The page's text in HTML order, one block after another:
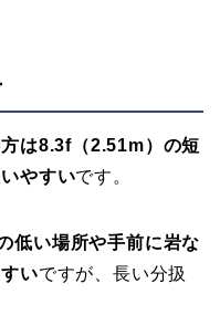
は8.3f（2.51m）の短
やすいです。
低い場所や手前に岩な
いですが、長い分扱